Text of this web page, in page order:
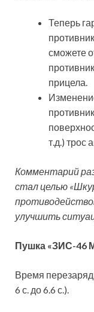
Теперь
сможете
прицела.
т.д.) трос
Комментарий
стал целью
улучшить
Пушка «ЗИС-46
Время
6 с. до 6.6 с.).